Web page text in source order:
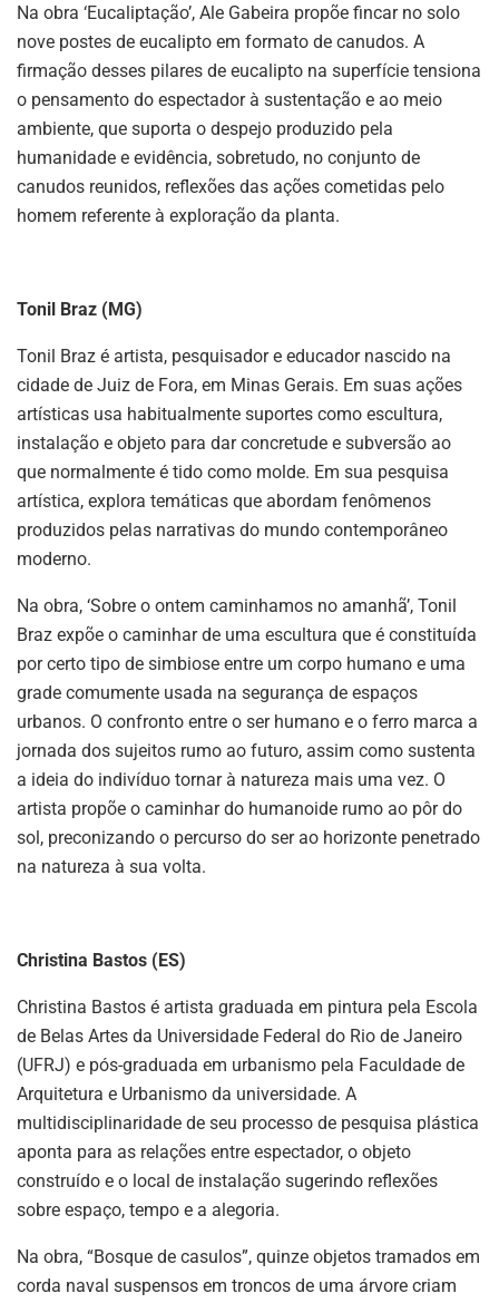
Na obra ‘Eucaliptação’, Ale Gabeira propõe fincar no solo
nove postes de eucalipto em formato de canudos. A
firmação desses pilares de eucalipto na superfície tensiona
o pensamento do espectador à sustentação e ao meio
ambiente, que suporta o despejo produzido pela
humanidade e evidência, sobretudo, no conjunto de
canudos reunidos, reflexões das ações cometidas pelo
homem referente à exploração da planta.
Tonil Braz (MG)
Tonil Braz é artista, pesquisador e educador nascido na
cidade de Juiz de Fora, em Minas Gerais. Em suas ações
artísticas usa habitualmente suportes como escultura,
instalação e objeto para dar concretude e subversão ao
que normalmente é tido como molde. Em sua pesquisa
artística, explora temáticas que abordam fenômenos
produzidos pelas narrativas do mundo contemporâneo
moderno.
Na obra, ‘Sobre o ontem caminhamos no amanhã’, Tonil
Braz expõe o caminhar de uma escultura que é constituída
por certo tipo de simbiose entre um corpo humano e uma
grade comumente usada na segurança de espaços
urbanos. O confronto entre o ser humano e o ferro marca a
jornada dos sujeitos rumo ao futuro, assim como sustenta
a ideia do indivíduo tornar à natureza mais uma vez. O
artista propõe o caminhar do humanoide rumo ao pôr do
sol, preconizando o percurso do ser ao horizonte penetrado
na natureza à sua volta.
Christina Bastos (ES)
Christina Bastos é artista graduada em pintura pela Escola
de Belas Artes da Universidade Federal do Rio de Janeiro
(UFRJ) e pós-graduada em urbanismo pela Faculdade de
Arquitetura e Urbanismo da universidade. A
multidisciplinaridade de seu processo de pesquisa plástica
aponta para as relações entre espectador, o objeto
construído e o local de instalação sugerindo reflexões
sobre espaço, tempo e a alegoria.
Na obra, “Bosque de casulos”, quinze objetos tramados em
corda naval suspensos em troncos de uma árvore criam